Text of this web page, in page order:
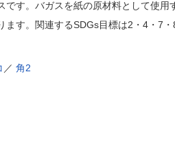
です。バガスを紙の原材料として使用
ます。関連するSDGs目標は2・4・7・
／ 角2